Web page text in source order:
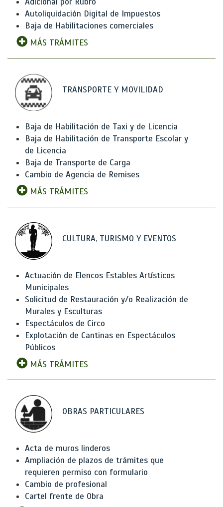
Autoliquidación Digital de Impuestos
Baja de Habilitaciones comerciales
MÁS TRÁMITES
TRANSPORTE Y MOVILIDAD
Baja de Habilitación de Taxi y de Licencia
Baja de Habilitación de Transporte Escolar y
de Licencia
Baja de Transporte de Carga
Cambio de Agencia de Remises
MÁS TRÁMITES
CULTURA, TURISMO Y EVENTOS
Actuación de Elencos Estables Artísticos
Municipales
Solicitud de Restauración y/o Realización de
Murales y Esculturas
Espectáculos de Circo
Explotación de Cantinas en Espectáculos
Públicos
MÁS TRÁMITES
OBRAS PARTICULARES
Acta de muros linderos
Ampliación de plazos de trámites que
requieren permiso con formulario
Cambio de profesional
Cartel frente de Obra